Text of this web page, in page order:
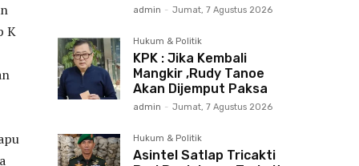
K
admin - Jumat, 7 Agustus 2026
Hukum & Politik
KPK : Jika Kembali
Mangkir ,Rudy Tanoe
Akan Dijemput Paksa
admin - Jumat, 7 Agustus 2026
Hukum & Politik
Asintel Satlap Tricakti